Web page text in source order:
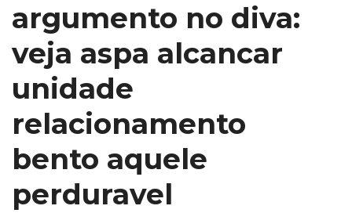
argumento no diva:
veja aspa alcancar
unidade
relacionamento
bento aquele
perduravel